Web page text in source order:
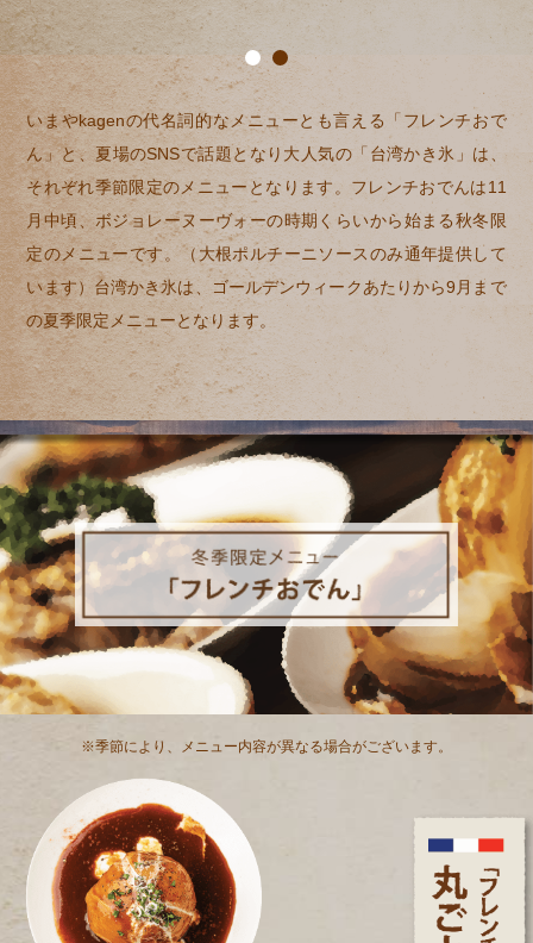
いまやkagenの代名詞的なメニューとも言える「フレンチおで
ん」と、夏場のSNSで話題となり大人気の「台湾かき氷」は、
それぞれ季節限定のメニューとなります。フレンチおでんは11
月中頃、ボジョレーヌーヴォーの時期くらいから始まる秋冬限
定のメニューです。（大根ポルチーニソースのみ通年提供して
います）台湾かき氷は、ゴールデンウィークあたりから9月まで
の夏季限定メニューとなります。
※季節により、メニュー内容が異なる場合がございます。